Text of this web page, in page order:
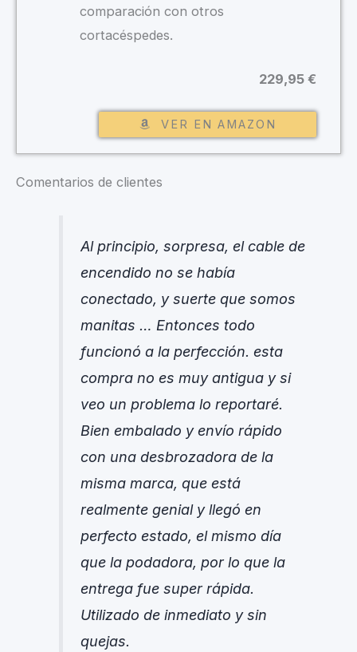
comparación con otros
cortacéspedes.
229,95 €
VER EN AMAZON
Comentarios de clientes
Al principio, sorpresa, el cable de
encendido no se había
conectado, y suerte que somos
manitas … Entonces todo
funcionó a la perfección. esta
compra no es muy antigua y si
veo un problema lo reportaré.
Bien embalado y envío rápido
con una desbrozadora de la
misma marca, que está
realmente genial y llegó en
perfecto estado, el mismo día
que la podadora, por lo que la
entrega fue super rápida.
Utilizado de inmediato y sin
quejas.